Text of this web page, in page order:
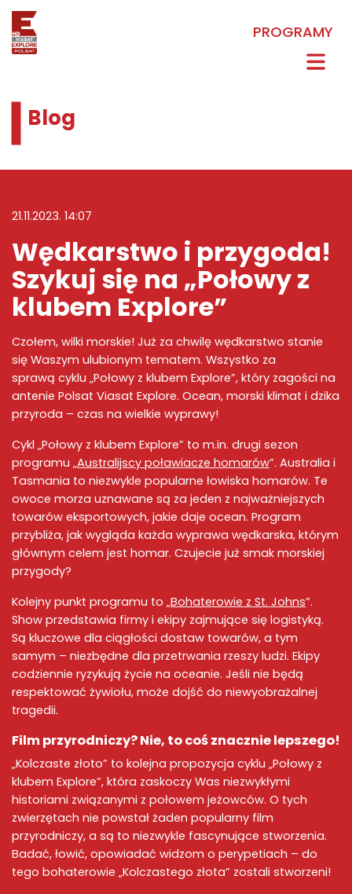
PROGRAMY
Blog
21.11.2023. 14:07
Wędkarstwo i przygoda!
Szykuj się na „Połowy z
klubem Explore”
Czołem, wilki morskie! Już za chwilę wędkarstwo stanie
się Waszym ulubionym tematem. Wszystko za
sprawą cyklu „Połowy z klubem Explore”, który zagości na
antenie Polsat Viasat Explore. Ocean, morski klimat i dzika
przyroda – czas na wielkie wyprawy!
Cykl „Połowy z klubem Explore” to m.in. drugi sezon
programu „Australijscy poławiacze homarów”. Australia i
Tasmania to niezwykle popularne łowiska homarów. Te
owoce morza uznawane są za jeden z najważniejszych
towarów eksportowych, jakie daje ocean. Program
przybliża, jak wygląda każda wyprawa wędkarska, którym
głównym celem jest homar. Czujecie już smak morskiej
przygody?
Kolejny punkt programu to „Bohaterowie z St. Johns”.
Show przedstawia firmy i ekipy zajmujące się logistyką.
Są kluczowe dla ciągłości dostaw towarów, a tym
samym – niezbędne dla przetrwania rzeszy ludzi. Ekipy
codziennie ryzykują życie na oceanie. Jeśli nie będą
respektować żywiołu, może dojść do niewyobrażalnej
tragedii.
Film przyrodniczy? Nie, to coś znacznie lepszego!
„Kolczaste złoto” to kolejna propozycja cyklu „Połowy z
klubem Explore”, która zaskoczy Was niezwykłymi
historiami związanymi z połowem jeżowców. O tych
zwierzętach nie powstał żaden popularny film
przyrodniczy, a są to niezwykle fascynujące stworzenia.
Badać, łowić, opowiadać widzom o perypetiach – do
tego bohaterowie „Kolczastego złota” zostali stworzeni!